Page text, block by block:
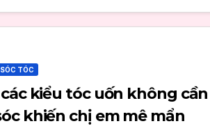
TÓC
kiểu tóc uốn không cần
khiến chị em mê mẩn